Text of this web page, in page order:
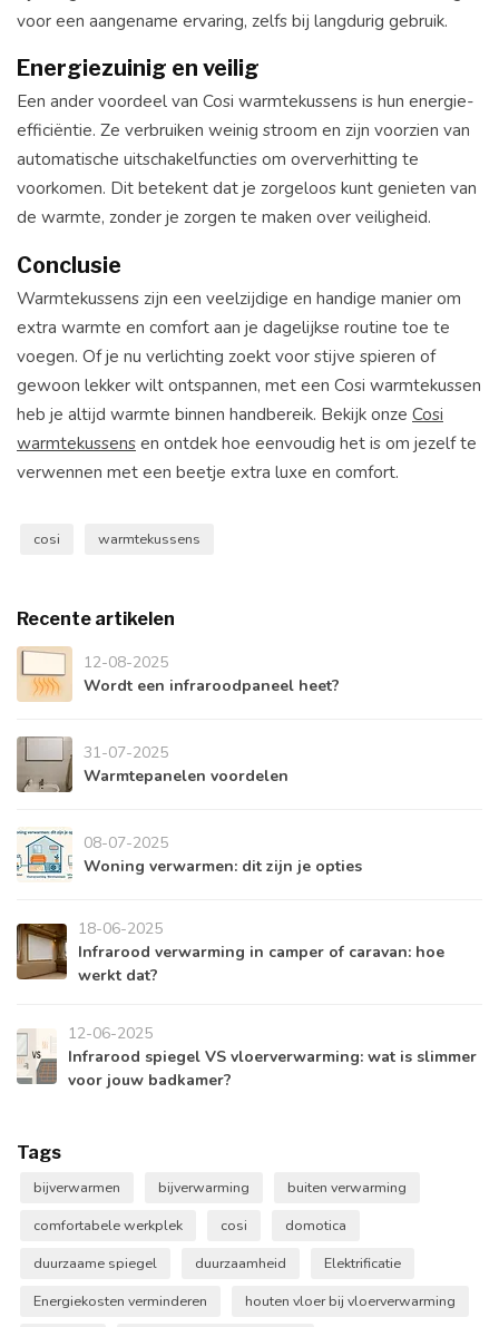
voor een aangename ervaring, zelfs bij langdurig gebruik.
Energiezuinig en veilig
Een ander voordeel van Cosi warmtekussens is hun energie-
efficiëntie. Ze verbruiken weinig stroom en zijn voorzien van
automatische uitschakelfuncties om oververhitting te
voorkomen. Dit betekent dat je zorgeloos kunt genieten van
de warmte, zonder je zorgen te maken over veiligheid.
Conclusie
Warmtekussens zijn een veelzijdige en handige manier om
extra warmte en comfort aan je dagelijkse routine toe te
voegen. Of je nu verlichting zoekt voor stijve spieren of
gewoon lekker wilt ontspannen, met een Cosi warmtekussen
heb je altijd warmte binnen handbereik. Bekijk onze Cosi
warmtekussensen ontdek hoe eenvoudig het is om jezelf te
verwennen met een beetje extra luxe en comfort.
cosi warmtekussens
Recente artikelen
12-08-2025
Wordt een infraroodpaneel heet?
31-07-2025
Warmtepanelen voordelen
08-07-2025
Woning verwarmen: dit zijn je opties
18-06-2025
Infrarood verwarming in camper of caravan: hoe
werkt dat?
12-06-2025
Infrarood spiegel VS vloerverwarming: wat is slimmer
voor jouw badkamer?
Tags
bijverwarmen bijverwarming
buiten verwarming
comfortabele werkplek
cosi
domotica
duurzaame spiegel
duurzaamheid
Elektrificatie
Energiekosten verminderen
houten vloer bij vloerverwarming